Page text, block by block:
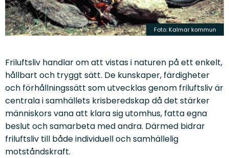
Foto: Kalmar kommun
Friluftsliv handlar om att vistas i naturen på ett enkelt,
hållbart och tryggt sätt. De kunskaper, färdigheter
och förhållningssätt som utvecklas genom friluftsliv är
centrala i samhällets krisberedskap då det stärker
människors vana att klara sig utomhus, fatta egna
beslut och samarbeta med andra. Därmed bidrar
friluftsliv till både individuell och samhällelig
motståndskraft.